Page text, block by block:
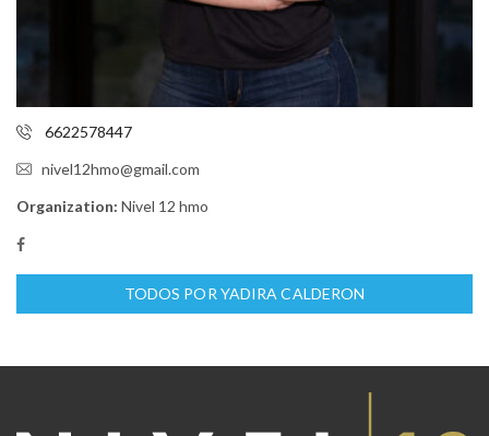
6622578447
nivel12hmo@gmail.com
Organization: Nivel 12 hmo
TODOS POR YADIRA CALDERON